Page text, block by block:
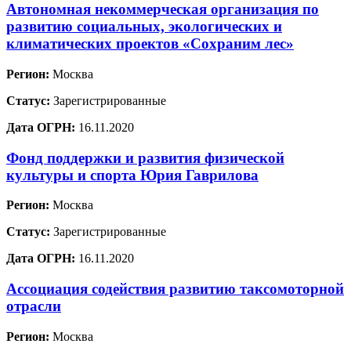
Автономная некоммерческая организация по
развитию социальных, экологических и
климатических проектов «Сохраним лес»
Регион: Москва
Статус: Зарегистрированные
Дата ОГРН: 16.11.2020
Фонд поддержки и развития физической
культуры и спорта Юрия Гаврилова
Регион: Москва
Статус: Зарегистрированные
Дата ОГРН: 16.11.2020
Ассоциация содействия развитию таксомоторной
отрасли
Регион: Москва